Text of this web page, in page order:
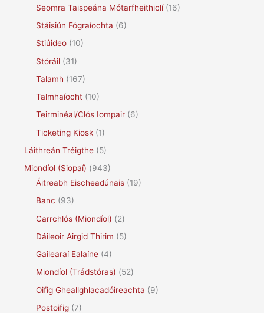
Seomra Taispeána Mótarfheithiclí(16)
Stáisiún Fógraíochta (6)
Stiúideo (10)
Stóráil (31)
Talamh (167)
Talmhaíocht (10)
Teirminéal/Clós Iompair (6)
Ticketing Kiosk (1)
Láithreán Tréigthe (5)
Miondíol (Siopaí) (943)
Áitreabh Eischeadúnais (19)
Banc (93)
Carrchlós (Miondíol) (2)
Dáileoir Airgid Thirim (5)
Gailearaí Ealaíne (4)
Miondíol (Trádstóras) (52)
Oifig Gheallghlacadóireachta (9)
Postoifig (7)